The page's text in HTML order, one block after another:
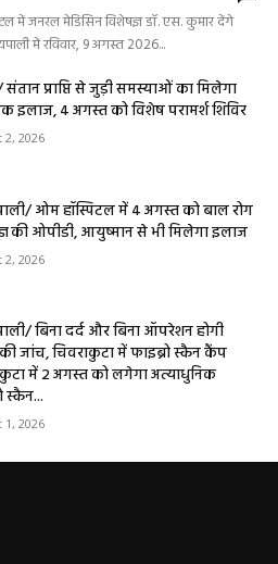
में जनरल मेडिसिन विशेषज्ञ डॉ. एस. कुमार देंगे
में रविवार, 9 अगस्त 2026...
प्राप्ति से जुड़ी समस्याओं का मिलेगा
इलाज, 4 अगस्त को विशेष परामर्श शिविर
2, 2026
ओम हॉस्पिटल में 4 अगस्त को बाल रोग
की ओपीडी, आयुष्मान से भी मिलेगा इलाज
2, 2026
बिना दर्द और बिना ऑपरेशन होगी
जांच, चिवराकुटा में फाइब्रो स्कैन कैंप
में 2 अगस्त को लगेगा अत्याधुनिक
स्कैन...
1, 2026